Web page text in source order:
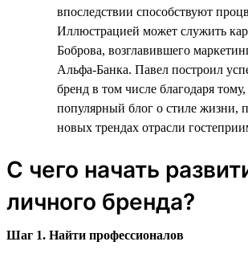
впоследствии способствуют
Иллюстрацией может служить
Боброва, возглавившего
Альфа-Банка. Павел построил
бренд в том числе благодаря
популярный блог о стиле жизни,
новых трендах отрасли
С чего начать
личного бренда?
Шаг 1. Найти профессионалов